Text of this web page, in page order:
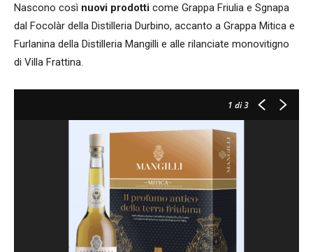
Nascono così nuovi prodotti come Grappa Friulia e Sgnapa
dal Focolàr della Distilleria Durbino, accanto a Grappa Mitica e
Furlanina della Distilleria Mangilli e alle rilanciate monovitigno
di Villa Frattina.
1 di 3